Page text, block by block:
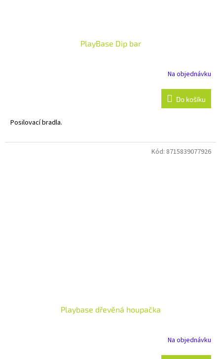
PlayBase Dip bar
Na objednávku
Do košíku
Posilovací bradla.
Playbase dřevěná houpačka
Na objednávku
Kód: 8715839077926